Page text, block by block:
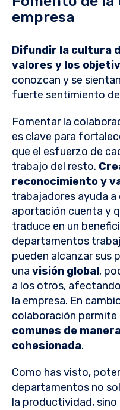
empresa
Difundir la cultura
valores y los
conozcan y se
fuerte sentimiento
Fomentar la
es clave para
que el esfuerzo de
trabajo del resto.
reconocimiento y
trabajadores ayuda
aportación cuenta y
traduce en un
departamentos
pueden alcanzar sus
una visión global,
a los otros,
la empresa. En
colaboración permite
comunes de
cohesionada.
Como has visto,
departamentos no
la productividad,